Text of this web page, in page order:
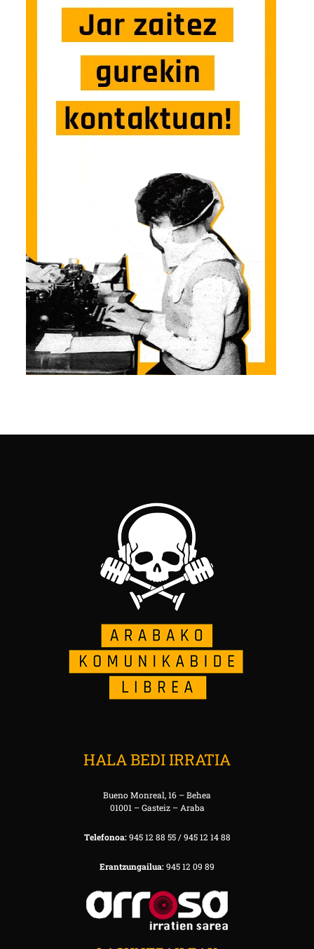
HALA BEDI IRRATIA
Bueno Monreal, 16 – Behea
01001 – Gasteiz – Araba
Telefonoa:945 12 88 55 / 945 12 14 88
Erantzungailua:945 12 09 89